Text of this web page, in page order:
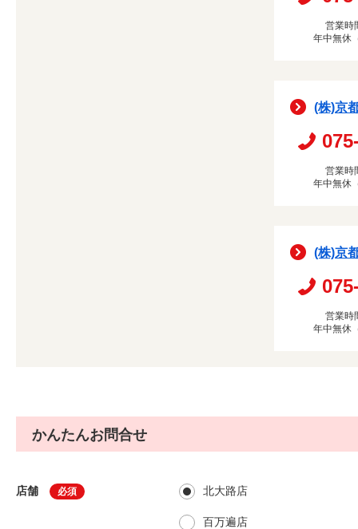
営業時
年中無休
(株)京
営業時
年中無休
(株)京
営業時
年中無休
かんたんお問合せ
店舗 必須 北大路店
百万遍店